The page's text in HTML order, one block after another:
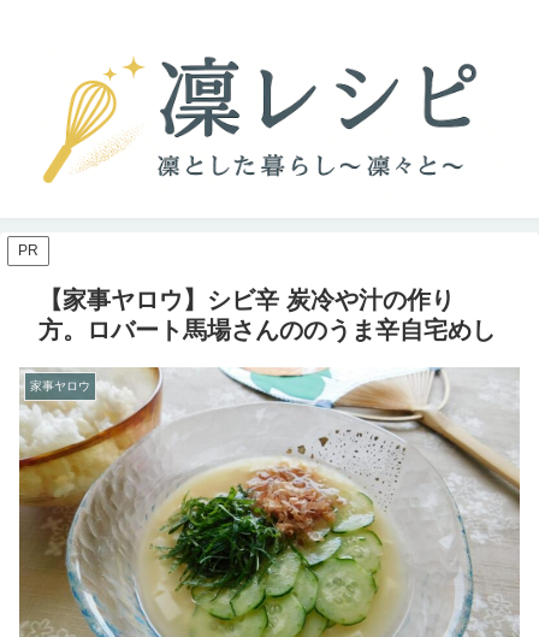
PR
【家事ヤロウ】シビ辛 炭冷や汁の作り
方。ロバート馬場さんののうま辛自宅めし
家事ヤロウ